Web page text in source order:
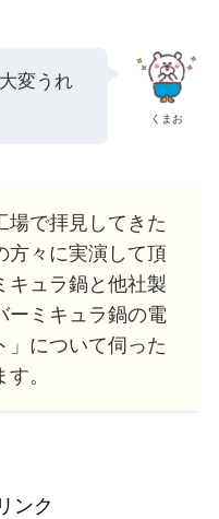
くまお
変うれ
場で拝見してきた
方々に実演して頂
キュラ鍋と他社製
ーミキュラ鍋の電
」について伺った
。
ンク